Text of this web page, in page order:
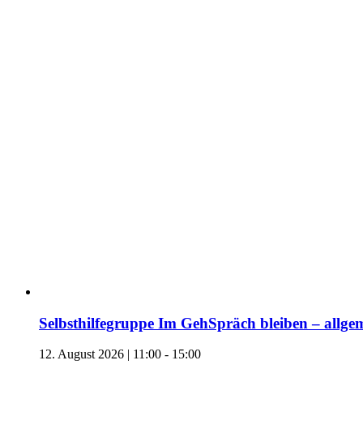
Selbsthilfegruppe Im GehSpräch bleiben –
12. August 2026 | 11:00 - 15:00